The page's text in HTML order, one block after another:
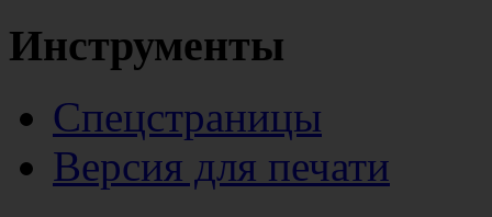
Инструменты
Спецстраницы
Версия для печати